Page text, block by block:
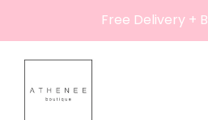
content
Free Delivery +